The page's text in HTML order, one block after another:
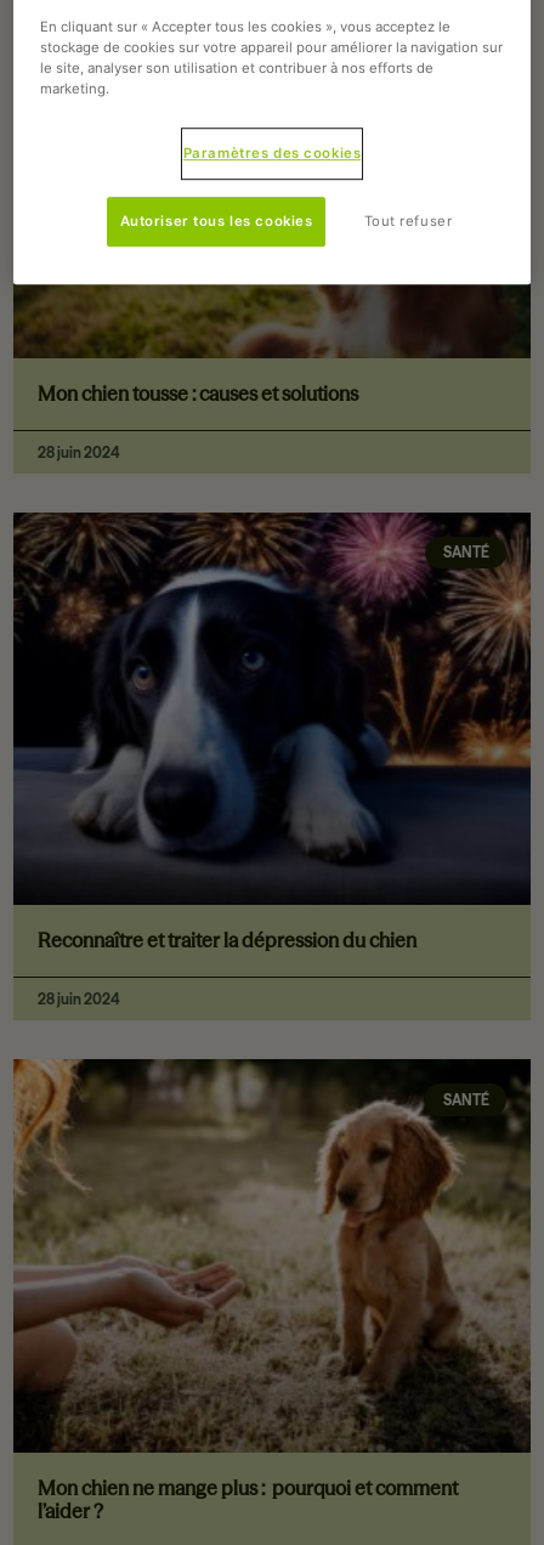
Mon chien tousse : causes et solutions
28 juin 2024
SANTÉ
Reconnaître et traiter la dépression du chien
28 juin 2024
SANTÉ
Mon chien ne mange plus : pourquoi et comment
l’aider ?
En cliquant sur « Accepter tous les cookies », vous acceptez le
stockage de cookies sur votre appareil pour améliorer la navigation sur
le site, analyser son utilisation et contribuer à nos efforts de
marketing.
Paramètres des cookies
Tout refuser
Autoriser tous les cookies